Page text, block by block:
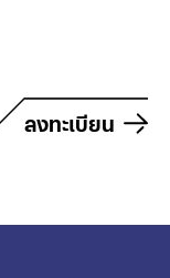
ลงทะเบียน